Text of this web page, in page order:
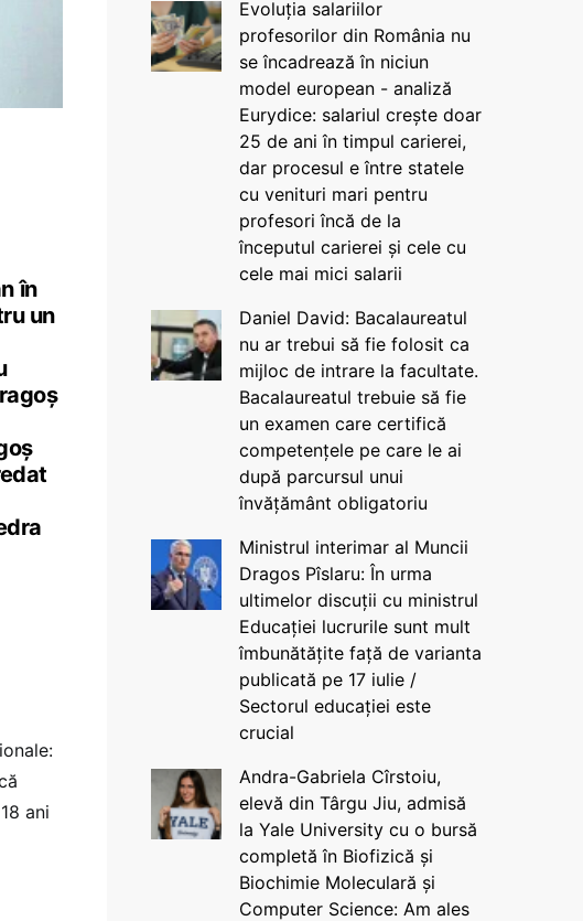
în
un
ani
Evoluția salariilor
profesorilor din România nu
se încadrează în niciun
model european - analiză
Eurydice: salariul crește doar
25 de ani în timpul carierei,
dar procesul e între statele
cu venituri mari pentru
profesori încă de la
începutul carierei și cele cu
cele mai mici salarii
Daniel David: Bacalaureatul
nu ar trebui să fie folosit ca
mijloc de intrare la facultate.
Bacalaureatul trebuie să fie
un examen care certifică
competențele pe care le ai
după parcursul unui
învățământ obligatoriu
Ministrul interimar al Muncii
Dragos Pîslaru: În urma
ultimelor discuții cu ministrul
Educației lucrurile sunt mult
îmbunătățite față de varianta
publicată pe 17 iulie /
Sectorul educației este
crucial
Andra-Gabriela Cîrstoiu,
elevă din Târgu Jiu, admisă
la Yale University cu o bursă
completă în Biofizică și
Biochimie Moleculară și
Computer Science: Am ales